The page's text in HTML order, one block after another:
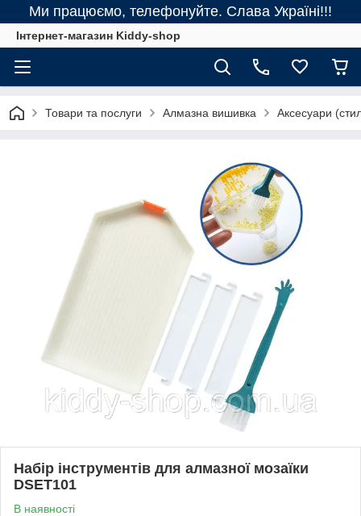
Ми працюємо, телефонуйте. Слава Україні!!!
Інтернет-магазин Kiddy-shop
Товари та послуги Алмазна вишивка Аксесуари
Набір інструментів для алмазної мозаїки
DSET101
В наявності